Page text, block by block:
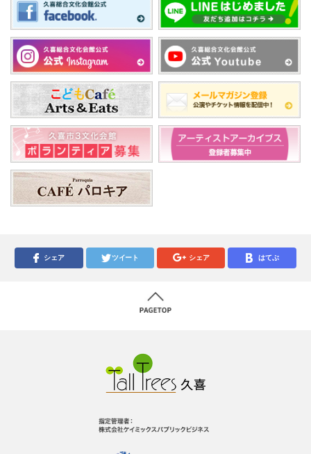
シェア ツイート シェア はてぶ